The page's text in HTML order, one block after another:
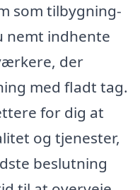
som tilbygning-
nemt indhente
der
med fladt tag.
for dig at
og tjenester,
beslutning